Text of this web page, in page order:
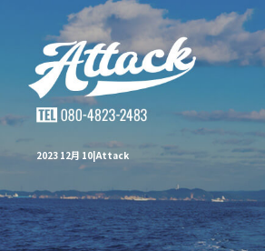
2023 12月 10|Attack